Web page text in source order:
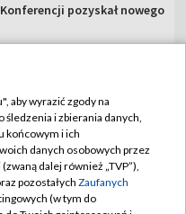
pozyskał nowego
TVP
TVP
aby wyrazić zgody na
i zbierania danych,
końcowym i ich
danych osobowych przez
dalej również „TVP”),
pozostałych Zaufanych
(w tym do